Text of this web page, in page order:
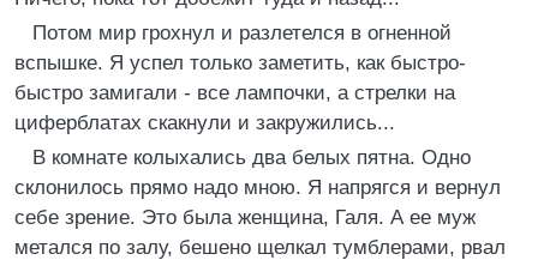
Потом мир грохнул и разлетелся в огненной
вспышке. Я успел только заметить, как быстро-
быстро замигали - все лампочки, а стрелки на
циферблатах скакнули и закружились...
В комнате колыхались два белых пятна. Одно
склонилось прямо надо мною. Я напрягся и вернул
себе зрение. Это была женщина, Галя. А ее муж
метался по залу, бешено щелкал тумблерами, рвал